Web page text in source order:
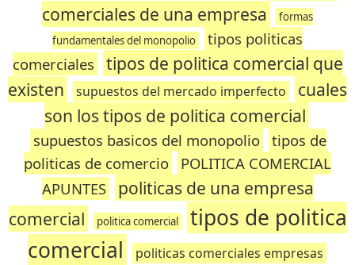
comerciales de una empresa
formas
fundamentales del monopolio
tipos politicas
comerciales
tipos de politica comercial que
existen
supuestos del mercado imperfecto
cuales
son los tipos de politica comercial
supuestos basicos del monopolio tipos de
politicas de comercio
POLITICA COMERCIAL
APUNTES
politicas de una empresa
comercial
politica comercial
tipos de politica
comercial
politicas comerciales empresas